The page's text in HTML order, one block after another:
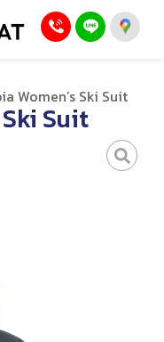
Women’s Ski Suit
Suit